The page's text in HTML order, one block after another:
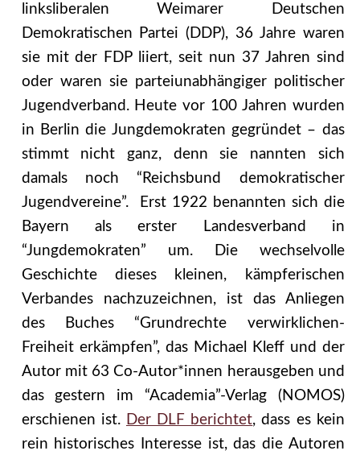
linksliberalen Weimarer Deutschen
Demokratischen Partei (DDP), 36 Jahre waren
sie mit der FDP liiert, seit nun 37 Jahren sind
oder waren sie parteiunabhängiger politischer
Jugendverband. Heute vor 100 Jahren wurden
in Berlin die Jungdemokraten gegründet – das
stimmt nicht ganz, denn sie nannten sich
damals noch “Reichsbund demokratischer
Jugendvereine”. Erst 1922 benannten sich die
Bayern als erster Landesverband in
“Jungdemokraten” um. Die wechselvolle
Geschichte dieses kleinen, kämpferischen
Verbandes nachzuzeichnen, ist das Anliegen
des Buches “Grundrechte verwirklichen-
Freiheit erkämpfen”, das Michael Kleff und der
Autor mit 63 Co-Autor*innen herausgeben und
das gestern im “Academia”-Verlag (NOMOS)
erschienen ist. Der DLF berichtet, dass es kein
rein historisches Interesse ist, das die Autoren